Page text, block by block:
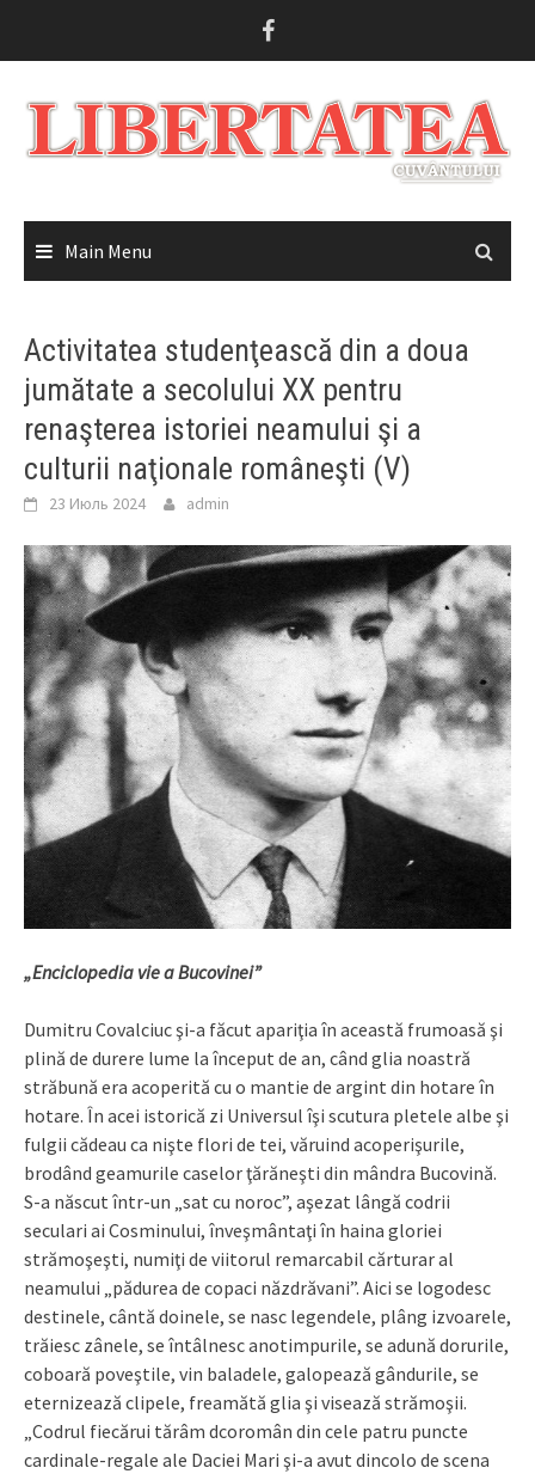
Main Menu
Activitatea studenţească din a doua
jumătate a secolului XX pentru
renaşterea istoriei neamului şi a
culturii naţionale româneşti (V)
23 Июль 2024 admin
„Enciclopedia vie a Bucovinei”
Dumitru Covalciuc şi-a făcut apariţia în această frumoasă şi
plină de durere lume la început de an, când glia noastră
străbună era acoperită cu o mantie de argint din hotare în
hotare. În acei istorică zi Universul îşi scutura pletele albe şi
fulgii cădeau ca nişte flori de tei, văruind acoperişurile,
brodând geamurile caselor ţărăneşti din mândra Bucovină.
S-a născut într-un „sat cu noroc”, aşezat lângă codrii
seculari ai Cosminului, înveşmântaţi în haina gloriei
strămoşeşti, numiţi de viitorul remarcabil cărturar al
neamului „pădurea de copaci năzdrăvani”. Aici se logodesc
destinele, cântă doinele, se nasc legendele, plâng izvoarele,
trăiesc zânele, se întâlnesc anotimpurile, se adună dorurile,
coboară poveştile, vin baladele, galopează gândurile, se
eternizează clipele, freamătă glia şi visează strămoşii.
„Codrul fiecărui tărâm dcoromân din cele patru puncte
cardinale-regale ale Daciei Mari şi-a avut dincolo de scena